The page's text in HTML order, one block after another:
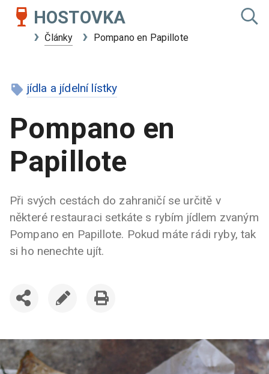
HOSTOVKA
Články Pompano en Papillote
jídla a jídelní lístky
Pompano en
Papillote
Při svých cestách do zahraničí se určitě v
některé restauraci setkáte s rybím jídlem zvaným
Pompano en Papillote. Pokud máte rádi ryby, tak
si ho nenechte ujít.